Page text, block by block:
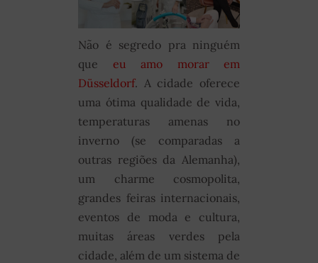
Não é segredo pra ninguém
que eu amo morar em
Düsseldorf. A cidade oferece
uma ótima qualidade de vida,
temperaturas amenas no
inverno (se comparadas a
outras regiões da Alemanha),
um charme cosmopolita,
grandes feiras internacionais,
eventos de moda e cultura,
muitas áreas verdes pela
cidade, além de um sistema de